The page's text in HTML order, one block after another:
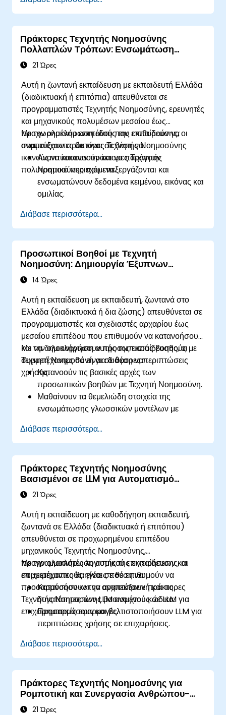
Πράκτορες Τεχνητής Νοημοσύνης
Πολλαπλών Τρόπων: Ενσωμάτωση
Κειμένου, Εικόνας και Ομιλίας
21 Ώρες
Αυτή η ζωντανή εκπαίδευση με εκπαιδευτή Ελλάδα
(διαδικτυακή ή επιτόπια) απευθύνεται σε
προγραμματιστές Τεχνητής Νοημοσύνης, ερευνητές
και μηχανικούς πολυμέσων μεσαίου έως
προχωρημένου επιπέδου που επιθυμούν να
αναπτύξουν πράκτορες Τεχνητής Νοημοσύνης
ικανούς να κατανοούν και να παράγουν
πολυτροπικό περιεχόμενο.
Με την ολοκλήρωση αυτής της εκπαίδευσης, οι
συμμετέχοντες θα είναι σε θέση να:
Αναπτύσσουν πράκτορες Τεχνητής
Νοημοσύνης που επεξεργάζονται και
ενσωματώνουν δεδομένα κειμένου, εικόνας και
ομιλίας.
GPT-4 Vision και το Whisper ASR.
Βελτιστοποιούν αγωγούς πολυτροπικής
Τεχνητής Νοημοσύνης για αποδοτικότητα και
ακρίβεια.
Αναπτύσσουν πράκτορες πολυτροπικής
Τεχνητής Νοημοσύνης σε πραγματικές
Διάβασε περισσότερα...
Προσωπικοί Βοηθοί με Τεχνητή
Νοημοσύνη: Δημιουργία Έξυπνων
Πρακτόρων AI
14 Ώρες
Αυτή η εκπαίδευση με εκπαιδευτή, ζωντανά στο
Ελλάδα (διαδικτυακά ή δια ζώσης) απευθύνεται σε
προγραμματιστές και σχεδιαστές αρχαρίου έως
μεσαίου επιπέδου που επιθυμούν να κατανοήσουν
και να δημιουργήσουν προσωπικούς βοηθούς με
Τεχνητή Νοημοσύνη για διάφορες περιπτώσεις
χρήσης.
Με την ολοκλήρωση αυτής της εκπαίδευσης, οι
συμμετέχοντες θα είναι σε θέση να:
Κατανοούν τις βασικές αρχές των
προσωπικών βοηθών με Τεχνητή Νοημοσύνη.
Μαθαίνουν τα θεμελιώδη στοιχεία της
ενσωμάτωσης γλωσσικών μοντέλων με
Δημιουργούν και προσαρμόζουν έναν
προσωπικό βοηθό χρησιμοποιώντας πλαίσια
και εργαλεία Τεχνητής Νοημοσύνης.
Αναπτύσσουν προσωπικούς βοηθούς για
πραγματικές εφαρμογές σε διάφορους
κλάδους.
Διάβασε περισσότερα...
Πράκτορες Τεχνητής Νοημοσύνης
Βασισμένοι σε LLM για Αυτοματισμό
Επιχειρήσεων
21 Ώρες
Αυτή η εκπαίδευση με καθοδήγηση εκπαιδευτή,
ζωντανά σε Ελλάδα (διαδικτυακά ή επιτόπου)
απευθύνεται σε προχωρημένου επιπέδου
μηχανικούς Τεχνητής Νοημοσύνης,
προγραμματιστές λογισμικού επιχειρήσεων και
επιχειρηματικούς ηγέτες που επιθυμούν να
προσαρμόσουν και να αναπτύξουν πράκτορες
Τεχνητής Νοημοσύνης βασισμένους σε LLM για
επιχειρηματικές εφαρμογές.
Με την ολοκλήρωση αυτής της εκπαίδευσης, οι
συμμετέχοντες θα είναι σε θέση να:
Κατανοήσουν την αρχιτεκτονική και τις
δυνατότητες των LLM ανοιχτού κώδικα.
Προσαρμόσουν και βελτιστοποιήσουν LLM για
περιπτώσεις χρήσης σε επιχειρήσεις.
χρησιμοποιώντας τα LangChain και Hugging
Face.
Ενσωματώσουν πράκτορες που
τροφοδοτούνται από LLM σε επιχειρηματικές
ροές εργασίας.
Διάβασε περισσότερα...
Πράκτορες Τεχνητής Νοημοσύνης για
Ρομποτική και Συνεργασία Ανθρώπου-
Τεχνητής Νοημοσύνης
21 Ώρες